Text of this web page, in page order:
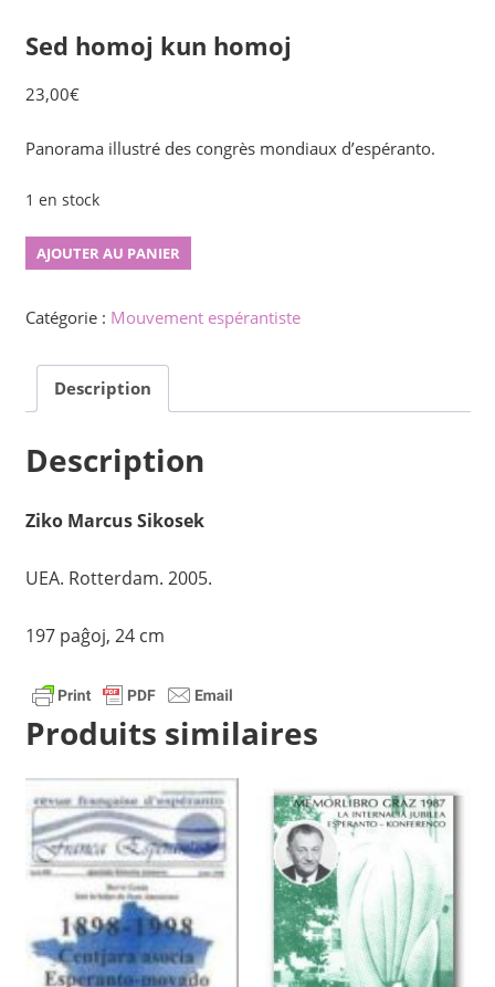
Sed homoj kun homoj
23,00€
Panorama illustré des congrès mondiaux d’espéranto.
1 en stock
quantité
Sed
kun
homoj
AJOUTER AU PANIER
Catégorie : Mouvement espérantiste
Description
Description
Ziko Marcus Sikosek
UEA. Rotterdam. 2005.
197 paĝoj, 24 cm
Produits similaires